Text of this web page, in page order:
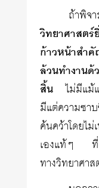
ถ้าพิจ
วิทยาศาสตร์
ก้าวหน้าสำ
ล้วนทำงานด้
สิ้น ไม่มีแม้
มีแต่ความซา
ค้นคว้าโดย
เองแท้ๆ ที่เ
ทางวิทยาศาส